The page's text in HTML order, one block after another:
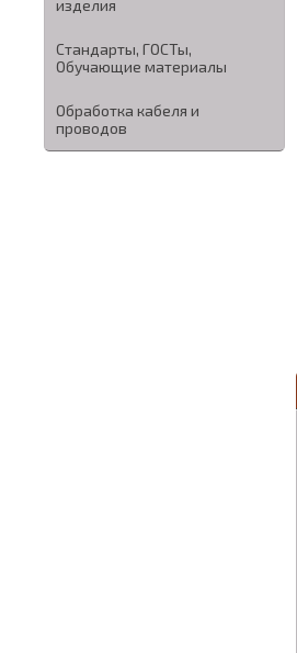
изделия
Стандарты, ГОСТы,
Обучающие материалы
Обработка кабеля и
проводов